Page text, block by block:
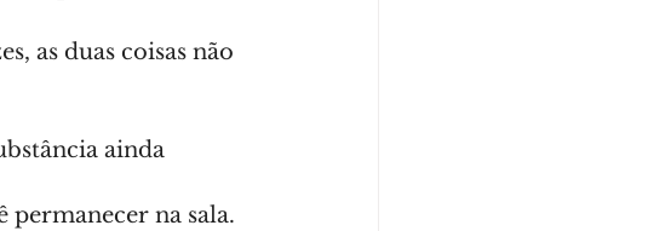
as duas coisas não
ainda
permanecer na sala.